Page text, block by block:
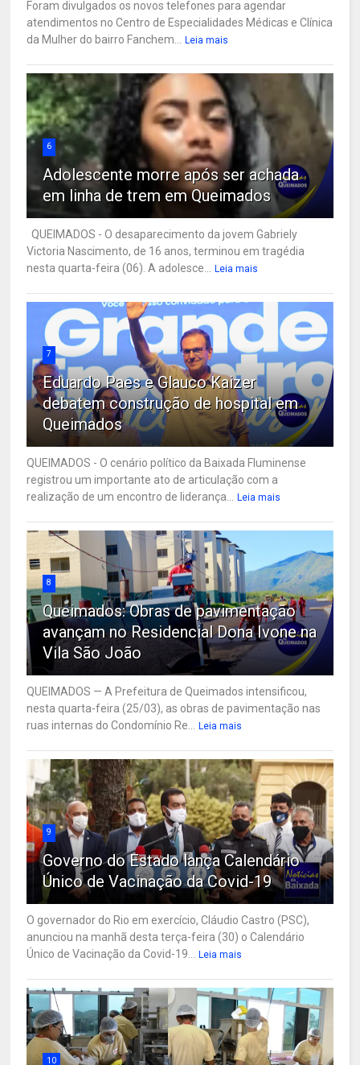
Foram divulgados os novos telefones para agendar
atendimentos no Centro de Especialidades Médicas e Clínica
da Mulher do bairro Fanchem...
Leia mais
6
Adolescente morre após ser achada
em linha de trem em Queimados
QUEIMADOS - O desaparecimento da jovem Gabriely
Victoria Nascimento, de 16 anos, terminou em tragédia
nesta quarta-feira (06). A adolesce...
Leia mais
7
Eduardo Paes e Glauco Kaizer
debatem construção de hospital em
Queimados
QUEIMADOS - O cenário político da Baixada Fluminense
registrou um importante ato de articulação com a
realização de um encontro de liderança...
Leia mais
8
Queimados: Obras de pavimentação
avançam no Residencial Dona Ivone na
Vila São João
QUEIMADOS — A Prefeitura de Queimados intensificou,
nesta quarta-feira (25/03), as obras de pavimentação nas
ruas internas do Condomínio Re...
Leia mais
9
Governo do Estado lança Calendário
Único de Vacinação da Covid-19
O governador do Rio em exercício, Cláudio Castro (PSC),
anunciou na manhã desta terça-feira (30) o Calendário
Único de Vacinação da Covid-19...
Leia mais
10